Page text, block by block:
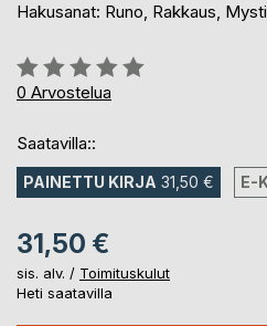
Hakusanat: Runo, Rakkaus,
Arvostelu::
0%
0 Arvostelua
Saatavilla::
PAINETTU KIRJA 31,50 € E-
31,50 €
sis. alv. / Toimituskulut
Heti saatavilla